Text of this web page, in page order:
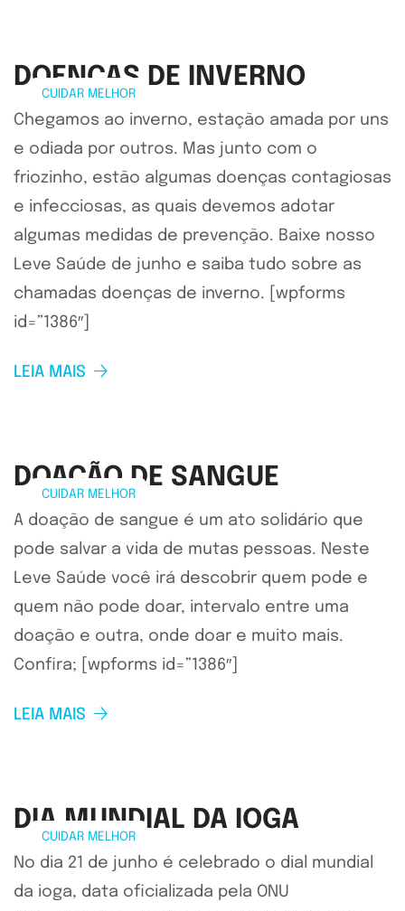
CUIDAR MELHOR
DOENÇAS DE INVERNO
Chegamos ao inverno, estação amada por uns
e odiada por outros. Mas junto com o
friozinho, estão algumas doenças contagiosas
e infecciosas, as quais devemos adotar
algumas medidas de prevenção. Baixe nosso
Leve Saúde de junho e saiba tudo sobre as
chamadas doenças de inverno. [wpforms
id=”1386″]
LEIA MAIS
CUIDAR MELHOR
DOAÇÃO DE SANGUE
A doação de sangue é um ato solidário que
pode salvar a vida de mutas pessoas. Neste
Leve Saúde você irá descobrir quem pode e
quem não pode doar, intervalo entre uma
doação e outra, onde doar e muito mais.
Confira; [wpforms id=”1386″]
LEIA MAIS
CUIDAR MELHOR
DIA MUNDIAL DA IOGA
No dia 21 de junho é celebrado o dial mundial
da ioga, data oficializada pela ONU